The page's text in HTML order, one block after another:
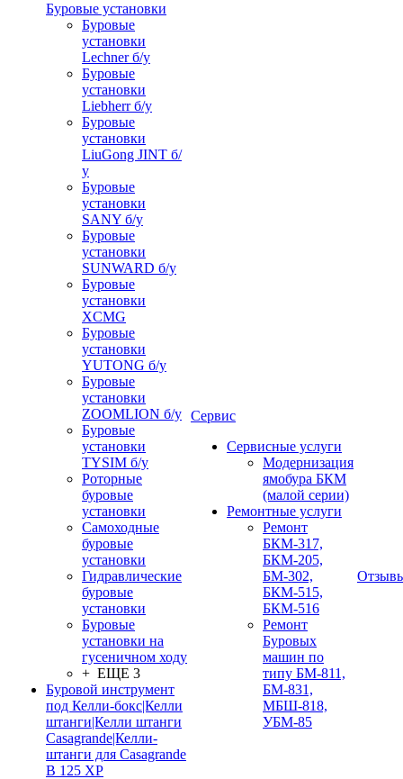
Буровые установки
Буровые
установки
Lechner б/у
Буровые
установки
Liebherr б/у
Буровые
установки
LiuGong JINT б/
у
Буровые
установки
SANY б/у
Буровые
установки
SUNWARD б/у
Буровые
установки
XCMG
Буровые
установки
YUTONG б/у
Буровые
установки
ZOOMLION б/у
Буровые
установки
TYSIM б/у
Роторные
буровые
установки
Самоходные
буровые
установки
Гидравлические
буровые
установки
Буровые
установки на
гусеничном ходу
+ ЕЩЕ 3
Буровой инструмент
под Келли-бокс|Келли
штанги|Келли штанги
Casagrande|Келли-
штанги для Casagrande
B 125 XP
Сервис
Сервисные услуги
Модернизация
ямобура БКМ
(малой серии)
Ремонтные услуги
Ремонт
БКМ-317,
БКМ-205,
БМ-302,
БКМ-515,
БКМ-516
Ремонт
Буровых
машин по
типу БМ-811,
БМ-831,
МБШ-818,
УБМ-85